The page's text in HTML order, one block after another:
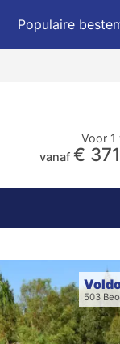
Populaire
Voor 1
vanaf €
503